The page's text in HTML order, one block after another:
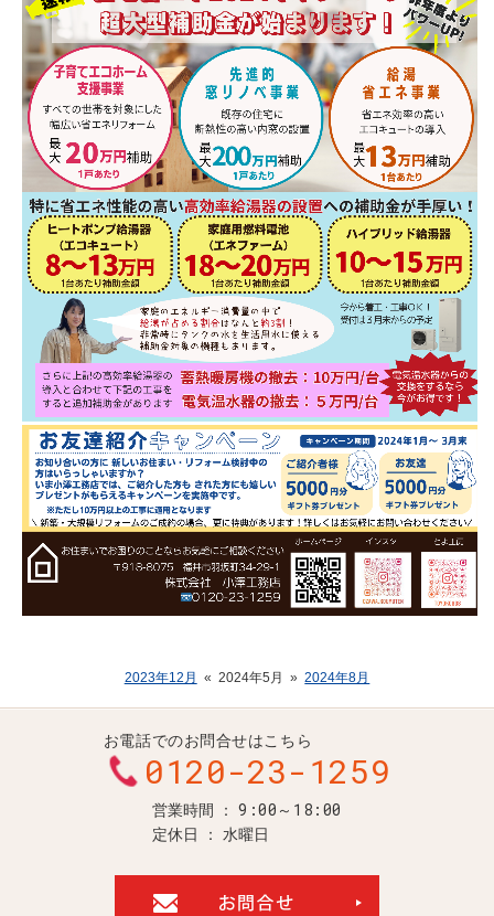
2023年12月 « 2024年5月 » 2024年8月
お電話でのお問合せはこちら
0120-23-1259
営業時間 9:00～18:00
定休日 水曜日